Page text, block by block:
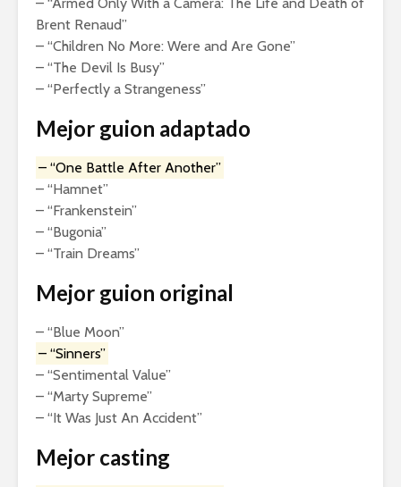
Brent Renaud”
– “Children No More: Were and Are Gone”
– “The Devil Is Busy”
– “Perfectly a Strangeness”
Mejor guion adaptado
– “One Battle After Another”
– “Hamnet”
– “Frankenstein”
– “Bugonia”
– “Train Dreams”
Mejor guion original
– “Blue Moon”
– “Sinners”
– “Sentimental Value”
– “Marty Supreme”
– “It Was Just An Accident”
Mejor casting